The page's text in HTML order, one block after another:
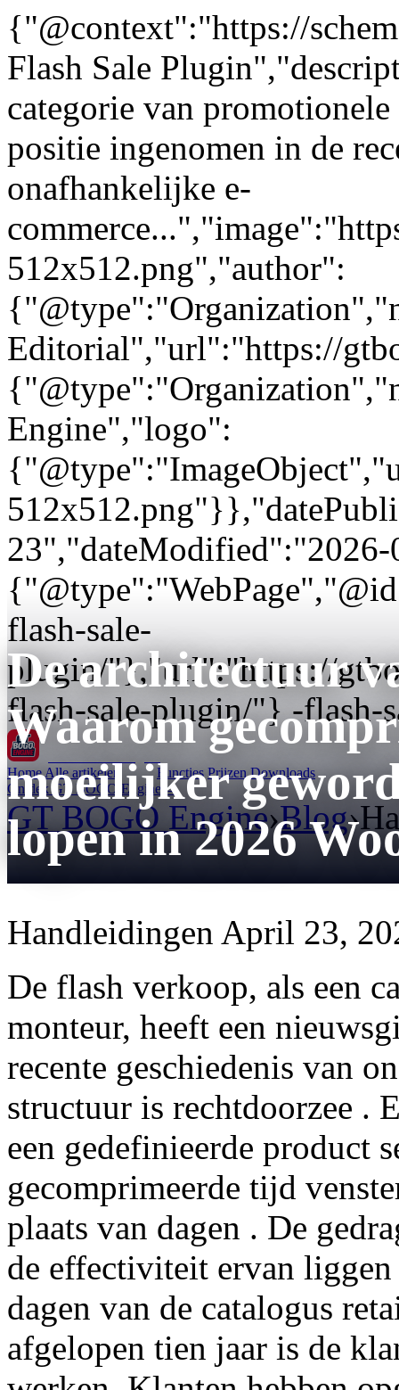
{"@context":"https://
Flash Sale
categorie van
positie ingenomen in de
onafhankelijke e-
512x512.png","author":
Editorial","url":"https://
Engine","logo":
flash-sale-
plugin/"},"url":"https://
flash-sale-plugin/"} -flash-
Home Alle artikelen Functies Prijzen Downloads
Ontdek GT BOGO Engine →
GT BOGO Engine›Blog›
De architectuur
Waarom
moeilijker
lopen in 2026
Handleidingen April 23,
De flash verkoop, als een
monteur, heeft een
recente geschiedenis van
structuur is rechtdoorzee .
een gedefinieerde product
gecomprimeerde tijd
plaats van dagen . De
de effectiviteit ervan
dagen van de catalogus
afgelopen tien jaar is de